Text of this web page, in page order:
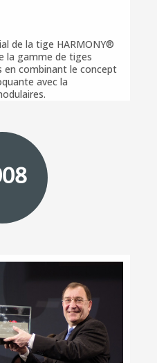
de la tige HARMONY®
la gamme de tiges
en combinant le concept
avec la